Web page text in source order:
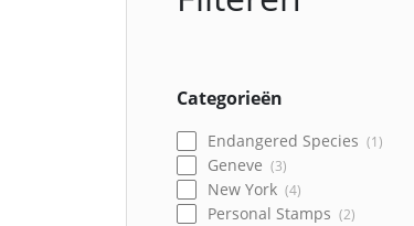
Categorieën
Endangered Species 1
Geneve 3
New York 4
Personal Stamps 2